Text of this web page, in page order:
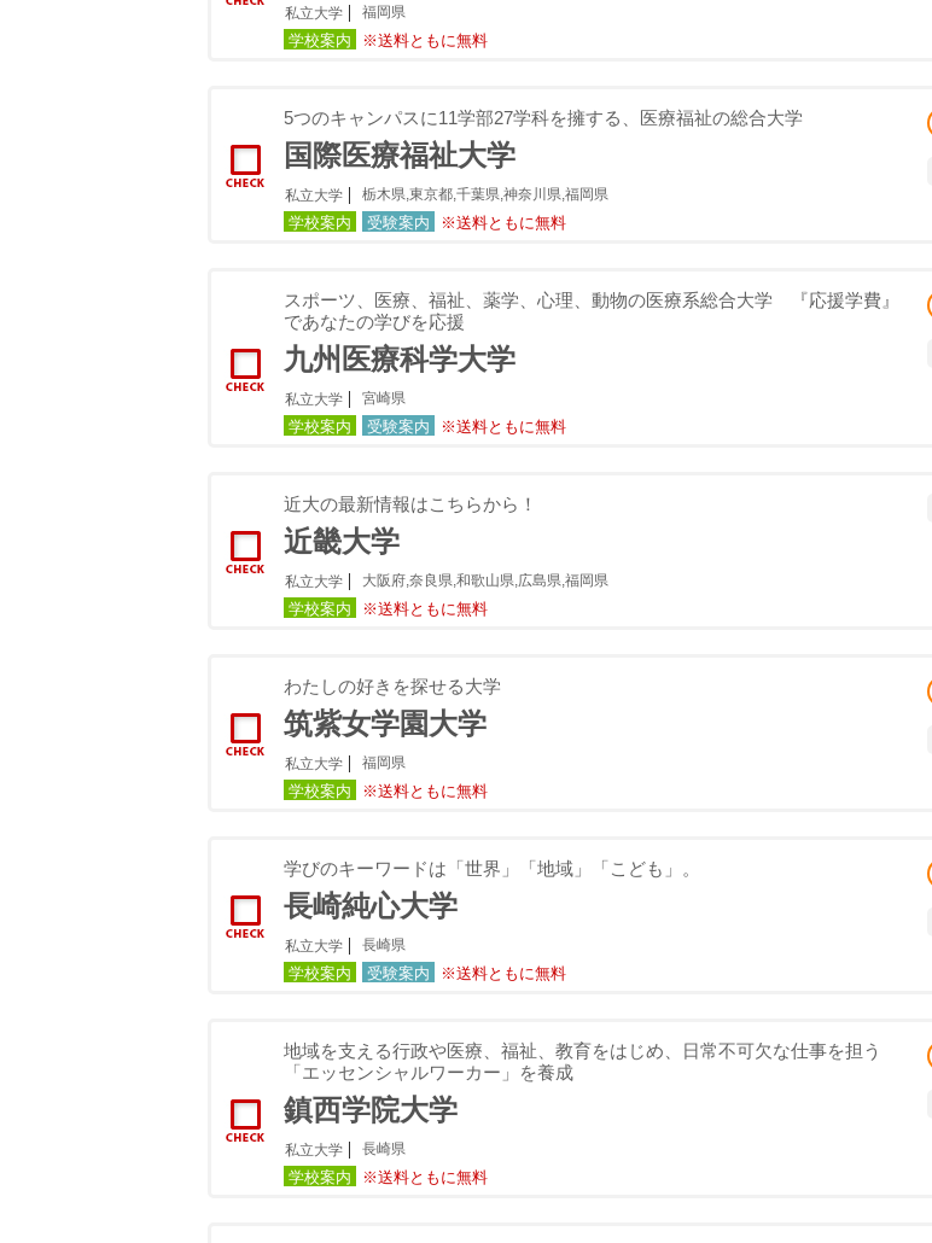
私立大学 福岡県
学校案内 ※送料ともに無料
5つのキャンパスに11学部27学科を擁する、医療福祉の総合大学
国際医療福祉大学
私立大学 栃木県,東京都,千葉県,神奈川県,福岡県
学校案内 受験案内 ※送料ともに無料
スポーツ、医療、福祉、薬学、心理、動物の医療系総合大学 『応援学費』
であなたの学びを応援
九州医療科学大学
私立大学 宮崎県
学校案内 受験案内 ※送料ともに無料
近大の最新情報はこちらから！
近畿大学
私立大学 大阪府,奈良県,和歌山県,広島県,福岡県
学校案内 ※送料ともに無料
わたしの好きを探せる大学
筑紫女学園大学
私立大学 福岡県
学校案内 ※送料ともに無料
学びのキーワードは「世界」「地域」「こども」。
長崎純心大学
私立大学 長崎県
学校案内 受験案内 ※送料ともに無料
地域を支える行政や医療、福祉、教育をはじめ、日常不可欠な仕事を担う
「エッセンシャルワーカー」を養成
鎮西学院大学
私立大学 長崎県
学校案内 ※送料ともに無料